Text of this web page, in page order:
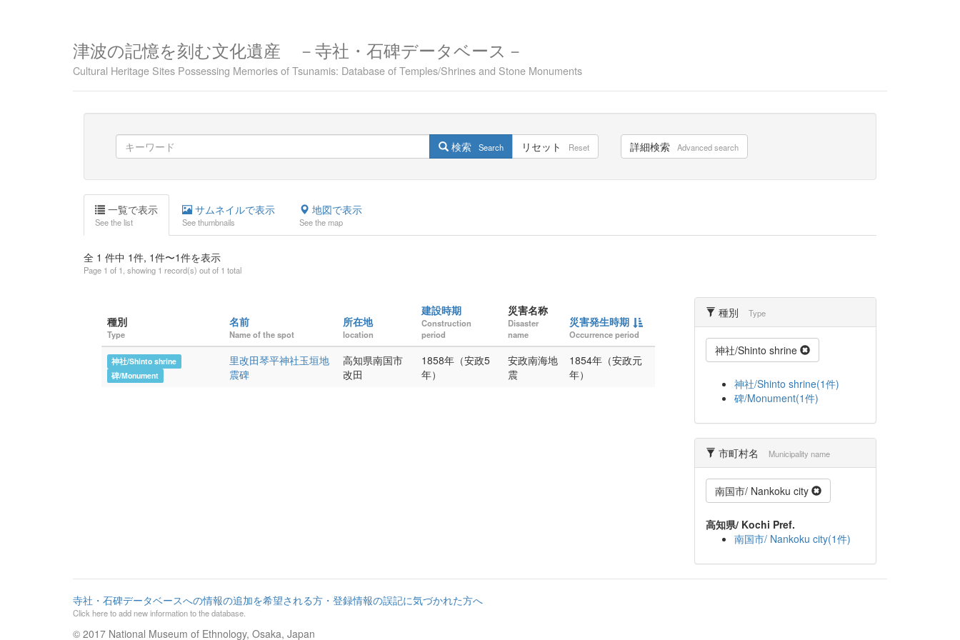
津波の記憶を刻む文化遺産 －寺社・石碑データベース－
Cultural Heritage Sites Possessing Memories of Tsunamis: Database of Temples/Shrines and Stone Monuments
検索 Search リセット Reset 詳細検索 Advanced search
一覧で表示
See the list
サムネイルで表示
See thumbnails
地図で表示
See the map
全 1 件中 1件, 1件〜1件を表示
Page 1 of 1, showing 1 record(s) out of 1 total
種別
Type
名前
Name of the spot
所在地
location
建設時期
Construction
period
災害名称
Disaster
name
災害発生時期
Occurrence period
神社/Shinto shrine
碑/Monument
里改田琴平神社玉垣地
震碑
高知県南国市
改田
1858年（安政5
年）
安政南海地
震
1854年（安政元
年）
種別 Type
神社/Shinto shrine
神社/Shinto shrine(1件)
碑/Monument(1件)
市町村名 Municipality name
南国市/ Nankoku city
高知県/ Kochi Pref.
南国市/ Nankoku city(1件)
寺社・石碑データベースへの情報の追加を希望される方・登録情報の誤記に気づかれた方へ
Click here to add new information to the database.
© 2017 National Museum of Ethnology, Osaka, Japan